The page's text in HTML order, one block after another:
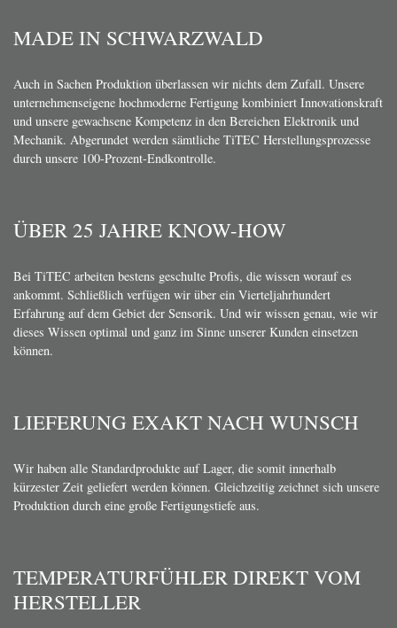
MADE IN SCHWARZWALD
Auch in Sachen Produktion überlassen wir nichts dem Zufall. Unsere
unternehmenseigene hochmoderne Fertigung kombiniert Innovationskraft
und unsere gewachsene Kompetenz in den Bereichen Elektronik und
Mechanik. Abgerundet werden sämtliche TiTEC Herstellungsprozesse
durch unsere 100-Prozent-Endkontrolle.
ÜBER 25 JAHRE KNOW-HOW
Bei TiTEC arbeiten bestens geschulte Profis, die wissen worauf es
ankommt. Schließlich verfügen wir über ein Vierteljahrhundert
Erfahrung auf dem Gebiet der Sensorik. Und wir wissen genau, wie wir
dieses Wissen optimal und ganz im Sinne unserer Kunden einsetzen
können.
LIEFERUNG EXAKT NACH WUNSCH
Wir haben alle Standardprodukte auf Lager, die somit innerhalb
kürzester Zeit geliefert werden können. Gleichzeitig zeichnet sich unsere
Produktion durch eine große Fertigungstiefe aus.
TEMPERATURFÜHLER DIREKT VOM
HERSTELLER